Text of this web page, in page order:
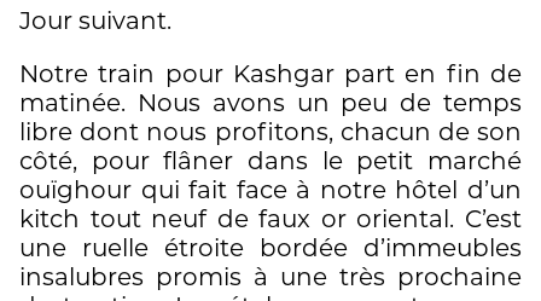
Jour suivant.
Notre train pour Kashgar part en fin de
matinée. Nous avons un peu de temps
libre dont nous profitons, chacun de son
côté, pour flâner dans le petit marché
ouïghour qui fait face à notre hôtel d’un
kitch tout neuf de faux or oriental. C’est
une ruelle étroite bordée d’immeubles
insalubres promis à une très prochaine